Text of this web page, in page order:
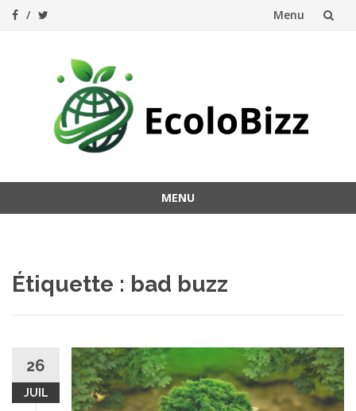
Menu
MENU
Étiquette : bad buzz
26
JUIL